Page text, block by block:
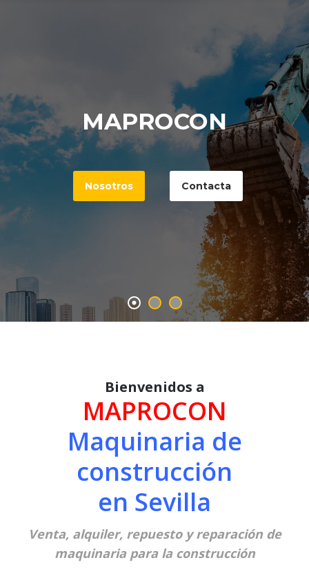
Nosotros Contacta
MAPROCON
Bienvenidos a
MAPROCON
Maquinaria de
construcción
en Sevilla
Venta, alquiler, repuesto y reparación de
maquinaria para la construcción